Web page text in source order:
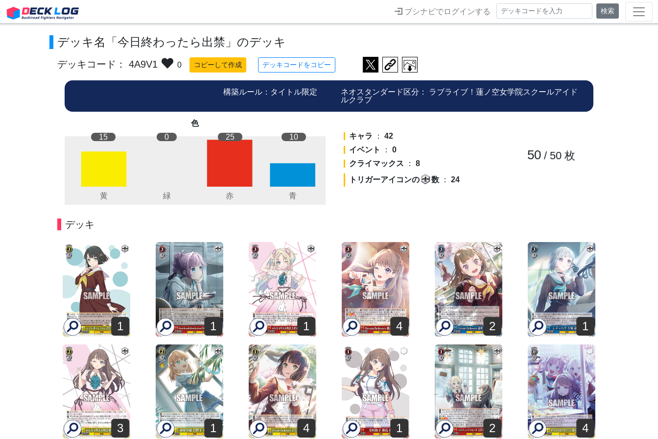
ブシナビでログインする 検索
デッキ名「今日終わったら出禁」のデッキ
デッキコード： 4A9V1 0 コピーして作成 デッキコードをコピー
構築ルール：タイトル限定 ネオスタンダード区分： ラブライブ！蓮ノ空女学院スクールアイド
ルクラブ
色
15
0 25 10 キャラ ： 42
イベント
： 0
クライマックス ： 8
トリガーアイコンの
数： 24
50/ 50枚
デッキ
1 1 1 4 2 1
3 1 4 1 2 4